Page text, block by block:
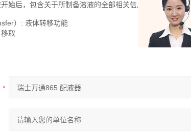
始后，包含关于所制备溶液的全部相关信息的报告会被打
）: 液体转移功能
取